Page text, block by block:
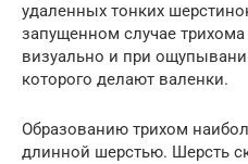
удаленных тонких
запущенном случае трихома
визуально и при
которого делают валенки.
Образованию трихом
длинной шерстью. Шерсть